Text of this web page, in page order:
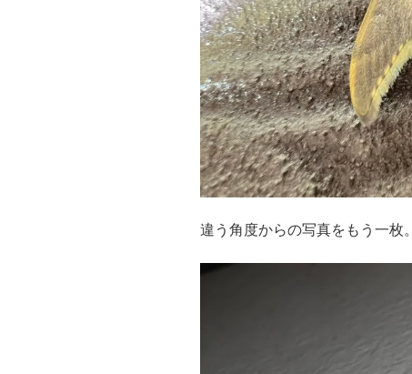
違う角度からの写真をもう一枚。